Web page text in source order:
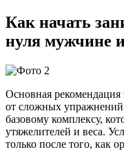
Как начать
нуля мужчине
Основная рекомендация
от сложных
базовому комплексу,
утяжелителей и веса.
только после того, как